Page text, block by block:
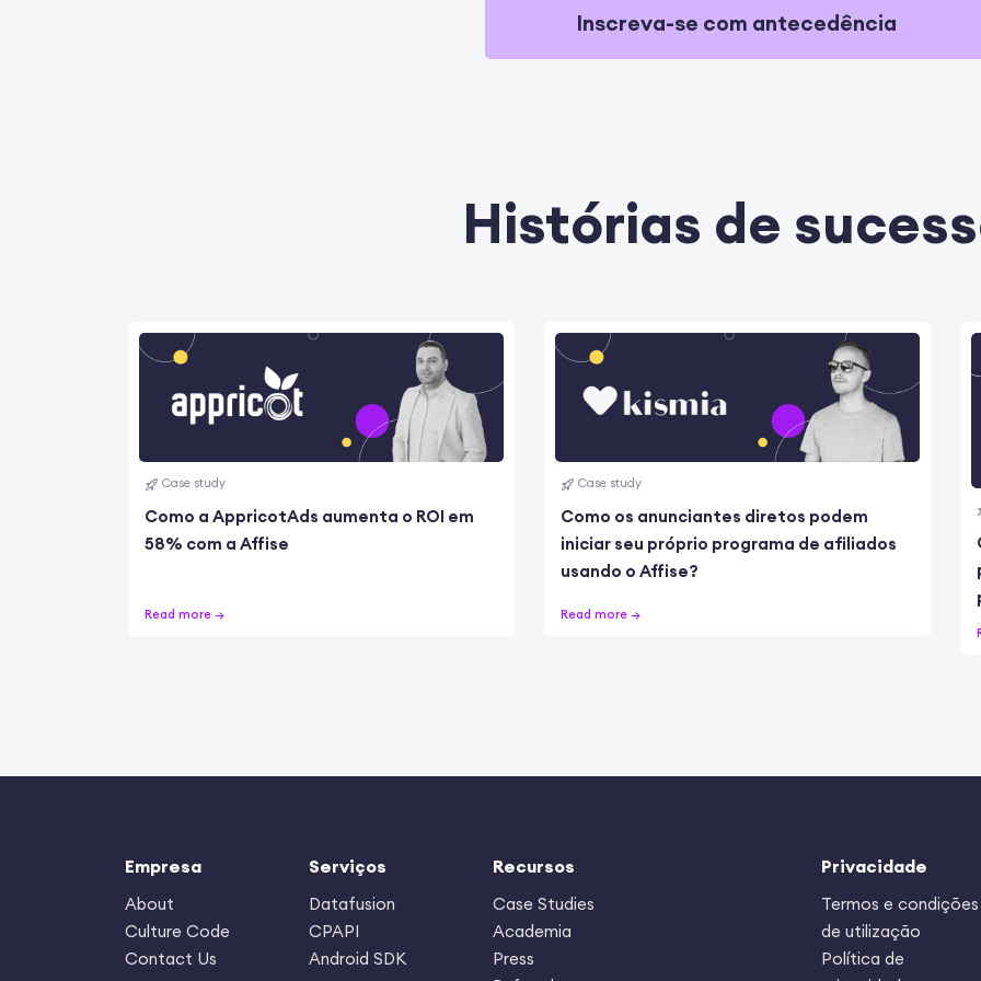
Inscreva-se com antecedência
Histórias de
Case study
Como a AppricotAds aumenta o ROI em
58% com a Affise
Read more →
Case study
Como os anunciantes diretos podem
iniciar seu próprio programa de afiliados
usando o Affise?
Read more →
Empresa
About
Culture Code
Contact Us
Serviços
Datafusion
CPAPI
Android SDK
Recursos
Case Studies
Academia
Press
Privacidade
Termos e condições
de utilização
Política de